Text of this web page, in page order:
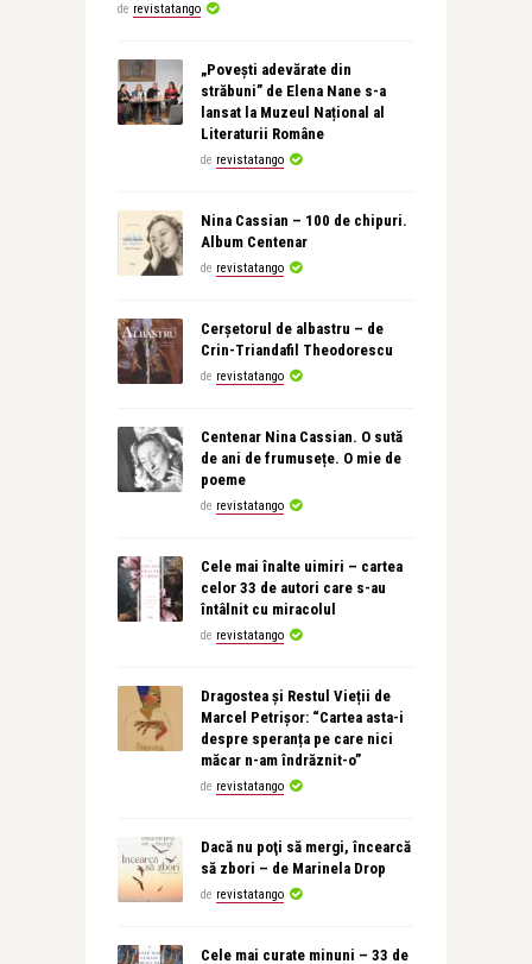
de revistatango
„Povești adevărate din
străbuni” de Elena Nane s-a
lansat la Muzeul Național al
Literaturii Române
de revistatango
Nina Cassian – 100 de chipuri.
Album Centenar
de revistatango
Cerșetorul de albastru – de
Crin-Triandafil Theodorescu
de revistatango
Centenar Nina Cassian. O sută
de ani de frumusețe. O mie de
poeme
de revistatango
Cele mai înalte uimiri – cartea
celor 33 de autori care s-au
întâlnit cu miracolul
de revistatango
Dragostea și Restul Vieții de
Marcel Petrișor: “Cartea asta-i
despre speranța pe care nici
măcar n-am îndrăznit-o”
de revistatango
Dacă nu poţi să mergi, încearcă
să zbori – de Marinela Drop
de revistatango
Cele mai curate minuni – 33 de